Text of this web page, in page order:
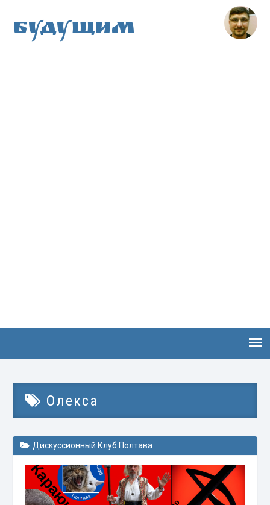
Будущим
Олекса
Дискуссионный Клуб Полтава